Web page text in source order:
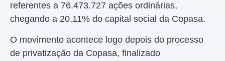
referentes a 76.473.727 ações ordinárias,
chegando a 20,11% do capital social da Copasa.
O movimento acontece logo depois do processo
de privatização da Copasa, finalizado